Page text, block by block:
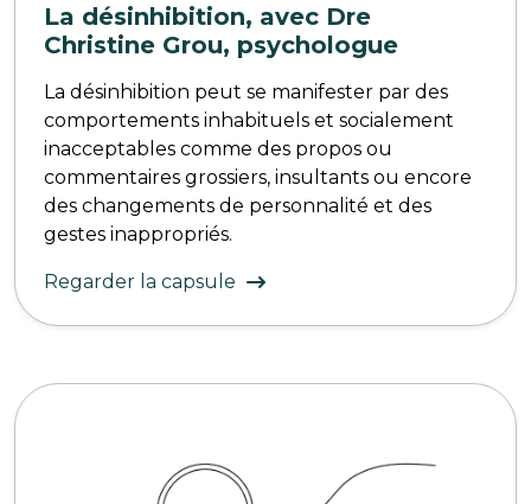
La désinhibition, avec Dre
Christine Grou, psychologue
La désinhibition peut se manifester par des
comportements inhabituels et socialement
inacceptables comme des propos ou
commentaires grossiers, insultants ou encore
des changements de personnalité et des
gestes inappropriés.
Regarder la capsule